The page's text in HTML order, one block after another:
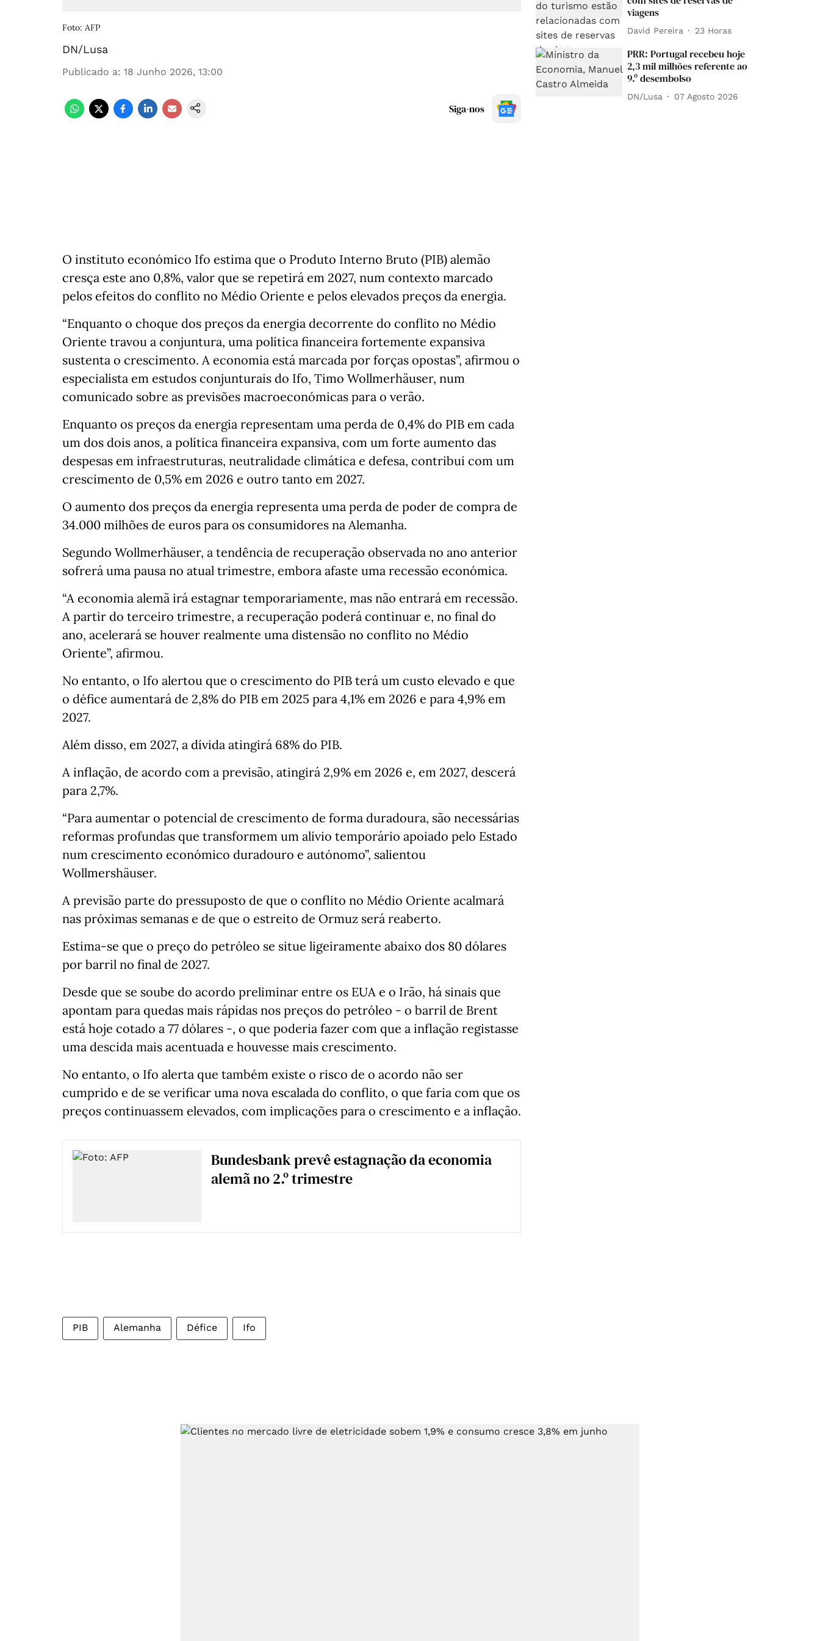
Foto: AFP
DN/Lusa
Publicado a: 18 Junho 2026, 13:00
Siga-nos
O instituto económico Ifo estima que o Produto Interno Bruto (PIB) alemão
cresça este ano 0,8%, valor que se repetirá em 2027, num contexto marcado
pelos efeitos do conflito no Médio Oriente e pelos elevados preços da energia.
“Enquanto o choque dos preços da energia decorrente do conflito no Médio
Oriente travou a conjuntura, uma política financeira fortemente expansiva
sustenta o crescimento. A economia está marcada por forças opostas”, afirmou o
especialista em estudos conjunturais do Ifo, Timo Wollmerhäuser, num
comunicado sobre as previsões macroeconómicas para o verão.
Enquanto os preços da energia representam uma perda de 0,4% do PIB em cada
um dos dois anos, a política financeira expansiva, com um forte aumento das
despesas em infraestruturas, neutralidade climática e defesa, contribui com um
crescimento de 0,5% em 2026 e outro tanto em 2027.
O aumento dos preços da energia representa uma perda de poder de compra de
34.000 milhões de euros para os consumidores na Alemanha.
Segundo Wollmerhäuser, a tendência de recuperação observada no ano anterior
sofrerá uma pausa no atual trimestre, embora afaste uma recessão económica.
“A economia alemã irá estagnar temporariamente, mas não entrará em recessão.
A partir do terceiro trimestre, a recuperação poderá continuar e, no final do
ano, acelerará se houver realmente uma distensão no conflito no Médio
Oriente”, afirmou.
No entanto, o Ifo alertou que o crescimento do PIB terá um custo elevado e que
o défice aumentará de 2,8% do PIB em 2025 para 4,1% em 2026 e para 4,9% em
2027.
Além disso, em 2027, a dívida atingirá 68% do PIB.
A inflação, de acordo com a previsão, atingirá 2,9% em 2026 e, em 2027, descerá
para 2,7%.
“Para aumentar o potencial de crescimento de forma duradoura, são necessárias
reformas profundas que transformem um alívio temporário apoiado pelo Estado
num crescimento económico duradouro e autónomo”, salientou
Wollmershäuser.
A previsão parte do pressuposto de que o conflito no Médio Oriente acalmará
nas próximas semanas e de que o estreito de Ormuz será reaberto.
Estima-se que o preço do petróleo se situe ligeiramente abaixo dos 80 dólares
por barril no final de 2027.
Desde que se soube do acordo preliminar entre os EUA e o Irão, há sinais que
apontam para quedas mais rápidas nos preços do petróleo - o barril de Brent
está hoje cotado a 77 dólares -, o que poderia fazer com que a inflação registasse
uma descida mais acentuada e houvesse mais crescimento.
No entanto, o Ifo alerta que também existe o risco de o acordo não ser
cumprido e de se verificar uma nova escalada do conflito, o que faria com que os
preços continuassem elevados, com implicações para o crescimento e a inflação.
Bundesbank prevê estagnação da economia
alemã no 2.º trimestre
PIB Alemanha Défice Ifo
viagens
David Pereira 23 Horas
PRR: Portugal recebeu hoje
2,3 mil milhões referente ao
9.º desembolso
DN/Lusa 07 Agosto 2026